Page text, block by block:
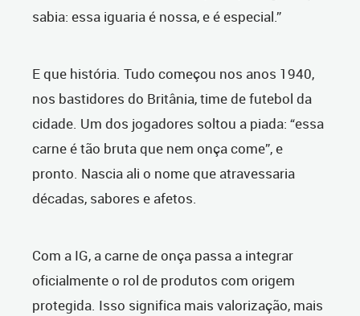
sabia: essa iguaria é nossa, e é especial.”
E que história. Tudo começou nos anos 1940,
nos bastidores do Britânia, time de futebol da
cidade. Um dos jogadores soltou a piada: “essa
carne é tão bruta que nem onça come”, e
pronto. Nascia ali o nome que atravessaria
décadas, sabores e afetos.
Com a IG, a carne de onça passa a integrar
oficialmente o rol de produtos com origem
protegida. Isso significa mais valorização, mais